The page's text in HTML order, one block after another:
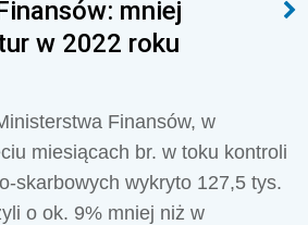
mniej
w 2022 roku
Finansów, w
miesiącach br. w toku kontroli
skarbowych wykryto 127,5 tys.
o ok. 9% mniej niż w